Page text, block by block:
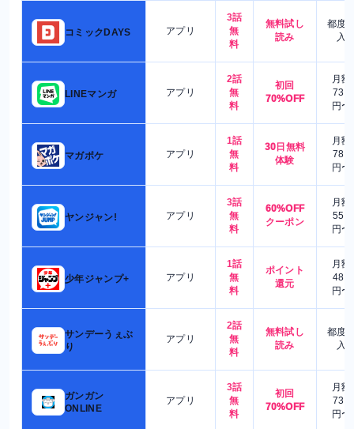
コミックDAYS アプリ
3話
無
料
無料試し
読み
都度
入
LINEマンガ アプリ
2話
無
料
初回
70%OFF
月額
730
円〜
マガポケ アプリ
1話
無
料
30日無料
体験
月額
780
円〜
ヤンジャン! アプリ
3話
無
料
60%OFF
クーポン
月額
550
円〜
少年ジャンプ+ アプリ
1話
無
料
ポイント
還元
月額
480
円〜
サンデーうぇぶ
り
アプリ
2話
無
料
無料試し
読み
都度
入
ガンガン
ONLINE
アプリ
3話
無
料
初回
70%OFF
月額
730
円〜